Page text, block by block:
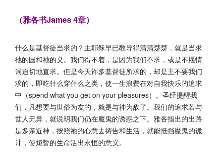
（雅各书James 4章）
什么是基督徒当求的？主耶稣早已教导得清清楚楚，就是当求
祂的国和祂的义。我们得不着，是因为我们不求，或是不愿情
词迫切地直求。但是今天许多基督徒所求的，却是主不要我们
求的，即吃什么穿什么之类，使一生浪费在对自我快乐的追求
中（spend what you get on your pleasures）。圣经提醒我
们，凡想要与世俗为友的，就是与神为敌了。我们的追求若与
世人无异，就说明我们仍在魔鬼的诱惑之下。雅各指出的出路
是多亲近神，按照祂的心意去祷告和生活，就能抵挡魔鬼的诡
计，使短暂的生命活出永恒的意义。